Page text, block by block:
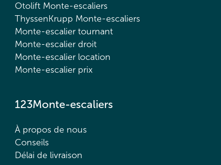
Otolift Monte-escaliers
ThyssenKrupp Monte-escaliers
Monte-escalier tournant
Monte-escalier droit
Monte-escalier location
Monte-escalier prix
123Monte-escaliers
À propos de nous
Conseils
Délai de livraison